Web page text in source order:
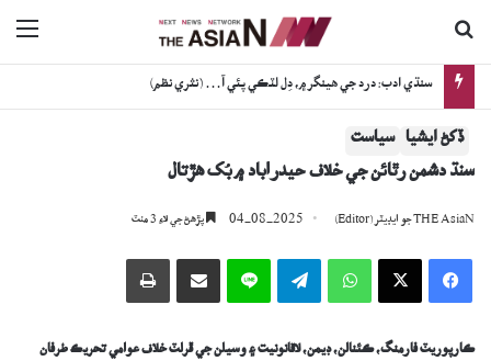
خوجا شيعا اثنا عشري برادري: ڪراچيءَ جي مٽيءَ جو قرض لاھيندڙ برادري
ڏکڻ ايشيا سياست
سنڌ دشمن رٿائن جي خلاف حيدرآباد ۾ بُک ھڙتال
THE AsiaN جو ايڊيٽر (Editor) 04-08-2025 پڙھڻ جي لاءِ 3 منٽ
Facebook
X
WhatsApp
Telegram
Line اي ميل وسيلي ونڊيو پرنٽ
ڪارپوريٽ فارمنگ، ڪئنالن، ڊيمن، لاقانونيت ۽ وسيلن جي ڦرلٽ خلاف عوامي تحريڪ طرفان